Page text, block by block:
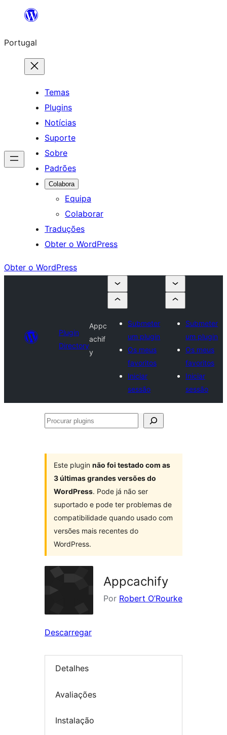
Saltar
o
conteúdo
Portugal
Temas
Plugins
Notícias
Suporte
Sobre
Padrões
Colabora
Equipa
Colaborar
Traduções
Obter o WordPress
Obter o WordPress
Plugin
Directory
Appc
achif
y
Submeter
um plugin
Os meus
favoritos
Iniciar
sessão
Submeter
um plugin
Os meus
favoritos
Iniciar
sessão
Procurar
Este plugin não foi testado com as
3 últimas grandes versões do
WordPress. Pode já não ser
suportado e pode ter problemas de
compatibilidade quando usado com
versões mais recentes do
WordPress.
Appcachify
Por Robert O’Rourke
Descarregar
Detalhes
Avaliações
Instalação